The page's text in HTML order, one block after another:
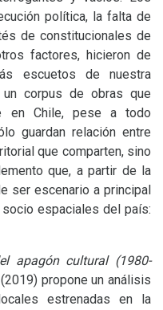
política, la falta de
de constitucionales de
factores, hicieron de
escuetos de nuestra
corpus de obras que
en Chile, pese a todo
guardan relación entre
que comparten, sino
que, a partir de la
ser escenario a principal
espaciales del país:
apagón cultural (1980-
propone un análisis
estrenadas en la